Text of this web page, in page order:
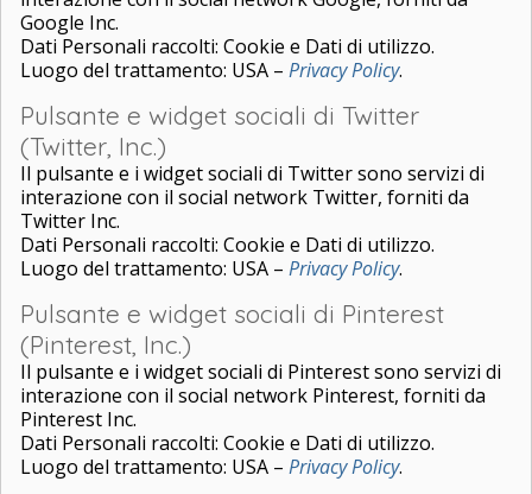
Google Inc.
Dati Personali raccolti: Cookie e Dati di utilizzo.
Luogo del trattamento: USA – Privacy Policy.
Pulsante e widget sociali di Twitter
(Twitter, Inc.)
Il pulsante e i widget sociali di Twitter sono servizi di
interazione con il social network Twitter, forniti da
Twitter Inc.
Dati Personali raccolti: Cookie e Dati di utilizzo.
Luogo del trattamento: USA – Privacy Policy.
Pulsante e widget sociali di Pinterest
(Pinterest, Inc.)
Il pulsante e i widget sociali di Pinterest sono servizi di
interazione con il social network Pinterest, forniti da
Pinterest Inc.
Dati Personali raccolti: Cookie e Dati di utilizzo.
Luogo del trattamento: USA – Privacy Policy.